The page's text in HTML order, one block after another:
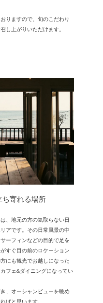
りますので、旬のこだわり
し上がりいただけます。
ち寄れる場所
、地元の方の気取らない日
アです。その日常風景の中
ーフィンなどの目的で足を
すぐ目の前のロケーション
にも観光でお越しになった
フェ&ダイニングになってい
、オーシャンビューを眺め
ばと思います。